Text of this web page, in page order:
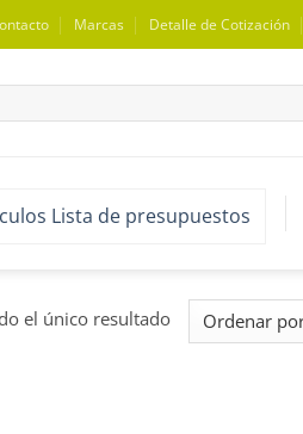
Marcas Detalle de Cotización
Lista de presupuestos
el único resultado